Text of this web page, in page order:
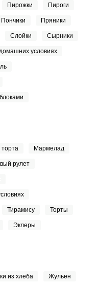
Пирожки Пироги
Пончики Пряники
Слойки Сырники
условиях
Мармелад
рулет
Тирамису Торты
Эклеры
из хлеба Жульен